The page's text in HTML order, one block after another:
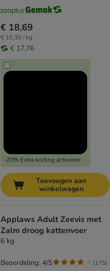
€ 18,69
€ 10,38 / kg
€ 17,76
-20% Extra korting activeren
Toevoegen aan
winkelwagen
Applaws Adult Zeevis met
Zalm droog kattenvoer
6 kg
Beoordeling: 4/5 (175)